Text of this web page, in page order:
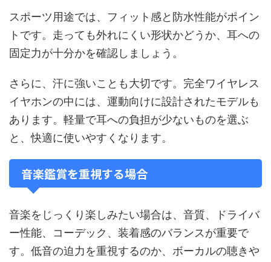
スポーツ用途では、フィット感と防水性能がポイン
トです。走っても外れにくい形状かどうか、耳への
固定力が十分かを確認しましょう。
さらに、汗に強いことも大切です。完全ワイヤレス
イヤホンの中には、運動向けに設計されたモデルも
あります。軽量で耳への負担が少ないものを選ぶ
と、快適に使いやすくなります。
音楽鑑賞を重視する場合
音楽をじっくり楽しみたい場合は、音質、ドライバ
ー性能、コーデック、装着感のバランスが重要で
す。低音の迫力を重視するのか、ボーカルの聴きや